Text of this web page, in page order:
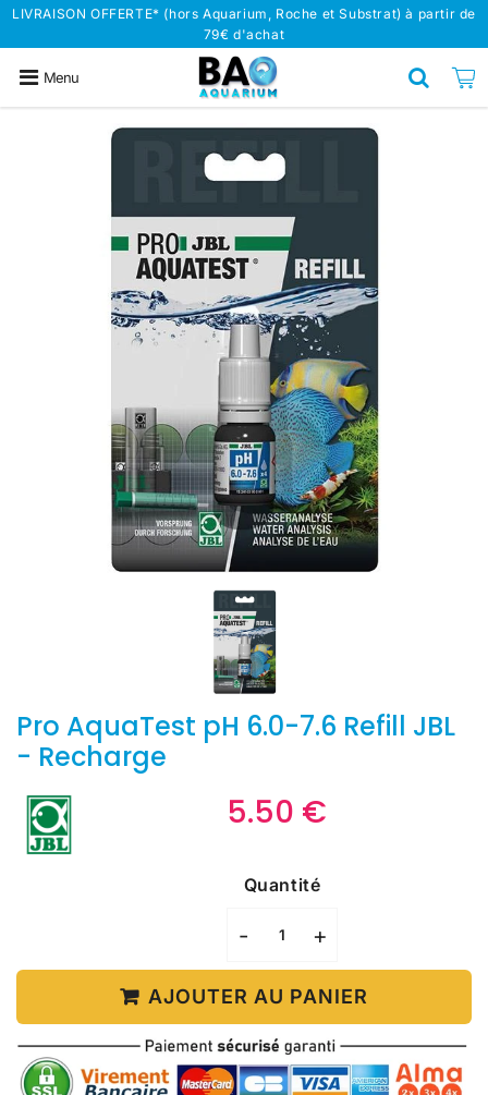
LIVRAISON OFFERTE* (hors Aquarium, Roche et Substrat) à partir de
79€ d'achat
Menu
Pro AquaTest pH 6.0-7.6 Refill JBL
- Recharge
5.50 €
price
Quantité
- +
AJOUTER AU PANIER